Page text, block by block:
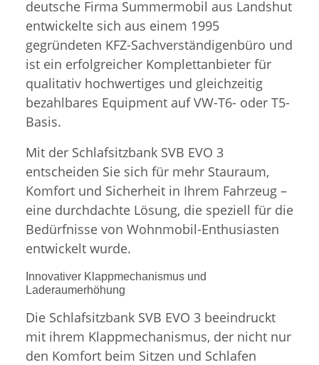
deutsche Firma Summermobil aus Landshut
entwickelte sich aus einem 1995
gegründeten KFZ-Sachverständigenbüro und
ist ein erfolgreicher Komplettanbieter für
qualitativ hochwertiges und gleichzeitig
bezahlbares Equipment auf VW-T6- oder T5-
Basis.
Mit der Schlafsitzbank SVB EVO 3
entscheiden Sie sich für mehr Stauraum,
Komfort und Sicherheit in Ihrem Fahrzeug –
eine durchdachte Lösung, die speziell für die
Bedürfnisse von Wohnmobil-Enthusiasten
entwickelt wurde.
Innovativer Klappmechanismus und
Laderaumerhöhung
Die Schlafsitzbank SVB EVO 3 beeindruckt
mit ihrem Klappmechanismus, der nicht nur
den Komfort beim Sitzen und Schlafen